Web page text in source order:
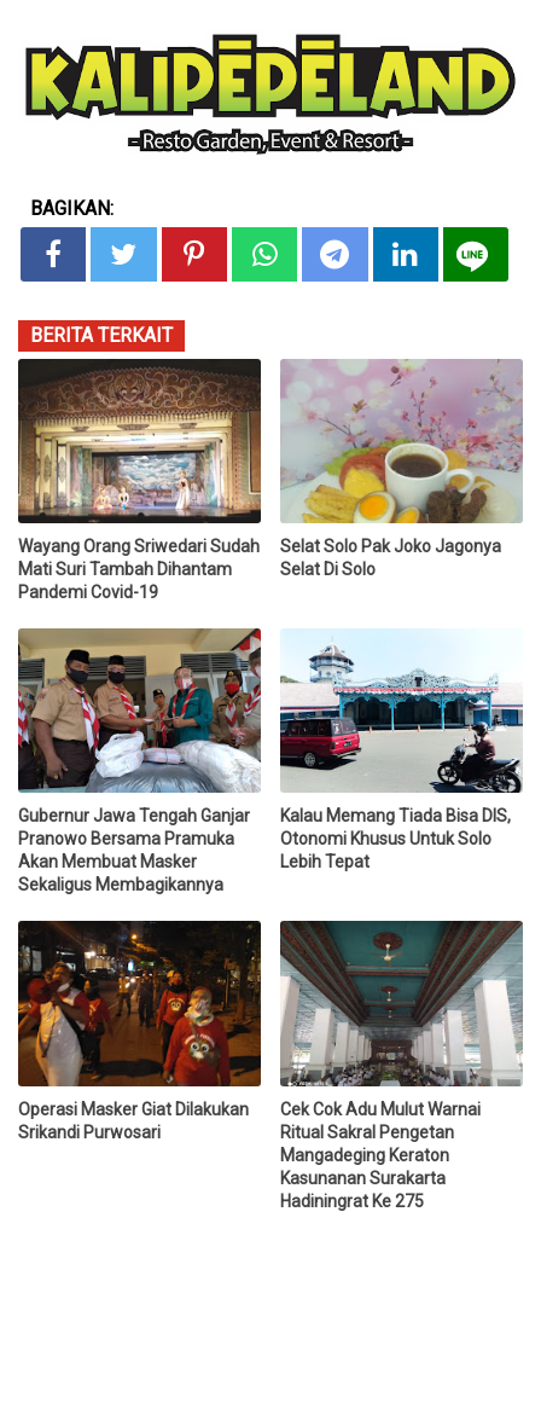
BAGIKAN:
BERITA TERKAIT
Wayang Orang Sriwedari Sudah
Mati Suri Tambah Dihantam
Pandemi Covid-19
Selat Solo Pak Joko Jagonya
Selat Di Solo
Gubernur Jawa Tengah Ganjar
Pranowo Bersama Pramuka
Akan Membuat Masker
Sekaligus Membagikannya
Kalau Memang Tiada Bisa DIS,
Otonomi Khusus Untuk Solo
Lebih Tepat
Operasi Masker Giat Dilakukan
Srikandi Purwosari
Cek Cok Adu Mulut Warnai
Ritual Sakral Pengetan
Mangadeging Keraton
Kasunanan Surakarta
Hadiningrat Ke 275